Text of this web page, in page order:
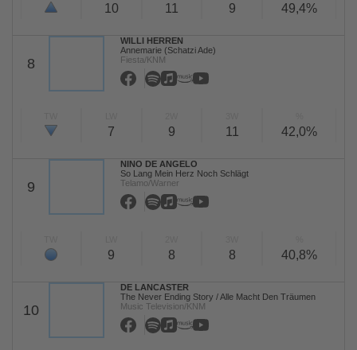
10 11 9 49,4%
8
WILLI HERREN
Annemarie (Schatzi Ade)
Fiesta/KNM
7 9 11 42,0%
9
NINO DE ANGELO
So Lang Mein Herz Noch Schlägt
Telamo/Warner
9 8 8 40,8%
10
DE LANCASTER
The Never Ending Story / Alle Macht Den Träumen
Music Television/KNM